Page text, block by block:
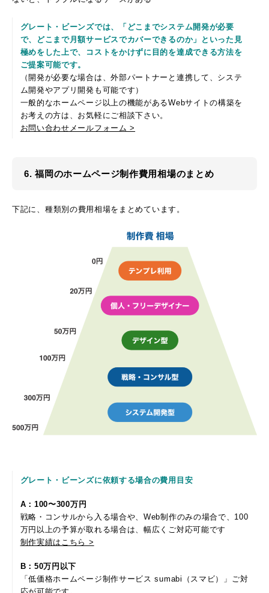
グレート・ビーンズでは、「どこまでシステム開発が必要
で、どこまで月額サービスでカバーできるのか」といった見
極めをした上で、コストをかけずに目的を達成できる方法を
ご提案可能です。
（開発が必要な場合は、外部パートナーと連携して、システ
ム開発やアプリ開発も可能です）
一般的なホームページ以上の機能があるWebサイトの構築を
お考えの方は、お気軽にご相談下さい。
お問い合わせメールフォーム >
6. 福岡のホームページ制作費用相場のまとめ
下記に、種類別の費用相場をまとめています。
グレート・ビーンズに依頼する場合の費用目安
A：100〜300万円
戦略・コンサルから入る場合や、Web制作のみの場合で、100
万円以上の予算が取れる場合は、幅広くご対応可能です
制作実績はこちら >
B：50万円以下
「低価格ホームページ制作サービス sumabi（スマビ）」ご対